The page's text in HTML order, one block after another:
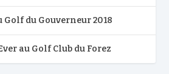
Golf du Gouverneur 2018
au Golf Club du Forez